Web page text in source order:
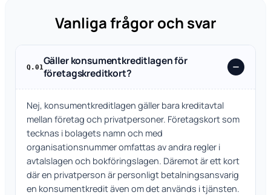
Vanliga frågor och svar
Q.01Gäller konsumentkreditlagen för
företagskreditkort?
Nej, konsumentkreditlagen gäller bara kreditavtal
mellan företag och privatpersoner. Företagskort som
tecknas i bolagets namn och med
organisationsnummer omfattas av andra regler i
avtalslagen och bokföringslagen. Däremot är ett kort
där en privatperson är personligt betalningsansvarig
en konsumentkredit även om det används i tjänsten.